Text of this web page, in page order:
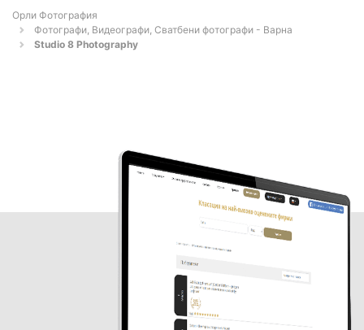
Орли Фотография
Фотографи, Видеографи, Сватбени фотографи - Варна
Studio 8 Photography